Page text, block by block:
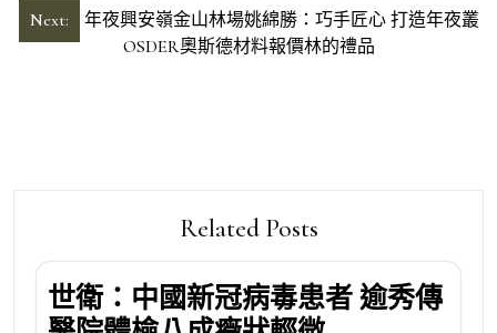
導
Next:
年夜興安嶺金山林場姚綿勝：巧手匠心 打造年夜叢
OSDER奧斯德材料報價林的禮品
Related Posts
世衛：中國新冠病毒患者 逾秀傳